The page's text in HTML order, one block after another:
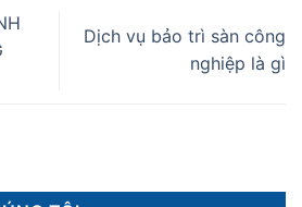
Dịch vụ bảo trì sàn công
nghiệp là gì